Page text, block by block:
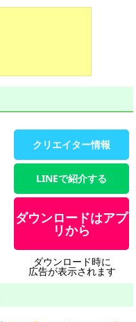
クリエイター情報
LINEで紹介する
ダウンロードはアプ
リから
ダウンロード時に
広告が表示されます